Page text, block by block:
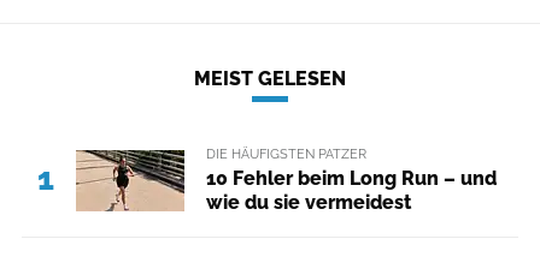
MEIST GELESEN
1
DIE HÄUFIGSTEN PATZER
10 Fehler beim Long Run – und
wie du sie vermeidest